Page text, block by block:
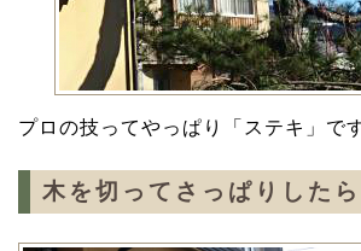
プロの技ってやっぱり「ステキ」で
木を切ってさっぱりした